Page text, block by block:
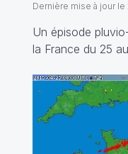
Dernière mise à jour le
Un épisode
la France du 25